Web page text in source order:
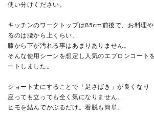
使い分けください。
キッチンのワークトップは85cm前後で、お料理
るのは腰から上くらい。
膝から下が汚れる事はあまりありません。
そんな使用シーンを想定し人気のエプロンコート
ートしました。
ショート丈にすることで「足さばき」が良くなり
座っても立っても全く気になりません。
ヒモを結んでかぶるだけ。着脱も簡単。